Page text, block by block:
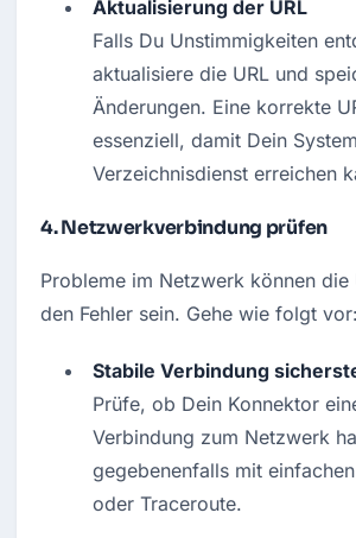
Aktualisierung der URL
Falls Du Unstimmigkeiten
aktualisiere die URL und
Änderungen. Eine korrekte
essenziell, damit Dein
Verzeichnisdienst erreichen
4.Netzwerkverbindung prüfen
Probleme im Netzwerk können die
den Fehler sein. Gehe wie folgt vor:
Stabile Verbindung
Prüfe, ob Dein Konnektor
Verbindung zum Netzwerk
gegebenenfalls mit
oder Traceroute.